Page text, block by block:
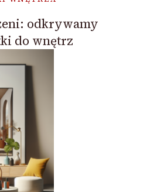
odkrywamy
do wnętrz